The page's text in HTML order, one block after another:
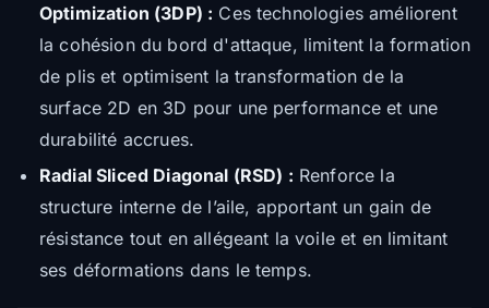
Optimization (3DP) : Ces technologies améliorent
la cohésion du bord d'attaque, limitent la formation
de plis et optimisent la transformation de la
surface 2D en 3D pour une performance et une
durabilité accrues.
Radial Sliced Diagonal (RSD) : Renforce la
structure interne de l’aile, apportant un gain de
résistance tout en allégeant la voile et en limitant
ses déformations dans le temps.